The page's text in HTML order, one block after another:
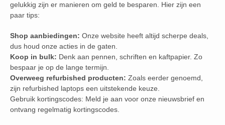
gelukkig zijn er manieren om geld te besparen. Hier zijn een
paar tips:
Shop aanbiedingen: Onze website heeft altijd scherpe deals,
dus houd onze acties in de gaten.
Koop in bulk: Denk aan pennen, schriften en kaftpapier. Zo
bespaar je op de lange termijn.
Overweeg refurbished producten: Zoals eerder genoemd,
zijn refurbished laptops een uitstekende keuze.
Gebruik kortingscodes: Meld je aan voor onze nieuwsbrief en
ontvang regelmatig kortingscodes.